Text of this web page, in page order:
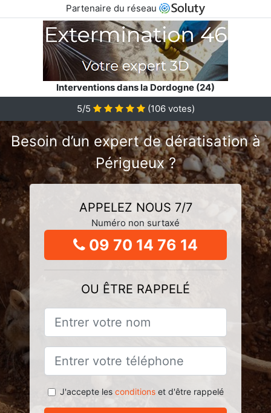
Partenaire du réseau
Interventions dans la Dordogne (24)
5/5
(106votes)
Besoin d’un expert de dératisation à
Périgueux ?
APPELEZ NOUS 7/7
Numéro non surtaxé
09 70 14 76 14
OU ÊTRE RAPPELÉ
J'accepte les conditionset d'être rappelé